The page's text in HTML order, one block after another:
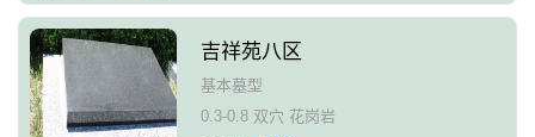
吉祥苑八区
基本墓型
0.3-0.8 双穴 花岗岩